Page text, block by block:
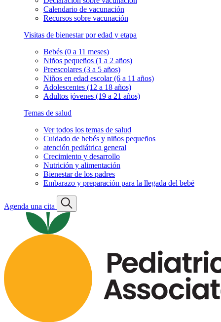
Calendario de vacunación
Recursos sobre vacunación
Visitas de bienestar por edad y etapa
Bebés (0 a 11 meses)
Niños pequeños (1 a 2 años)
Preescolares (3 a 5 años)
Niños en edad escolar (6 a 11 años)
Adolescentes (12 a 18 años)
Adultos jóvenes (19 a 21 años)
Temas de salud
Ver todos los temas de salud
Cuidado de bebés y niños pequeños
atención pediátrica general
Crecimiento y desarrollo
Nutrición y alimentación
Bienestar de los padres
Embarazo y preparación para la llegada del bebé
Agenda una cita